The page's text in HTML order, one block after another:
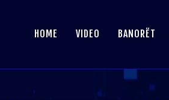
HOME VIDEO BANORËT